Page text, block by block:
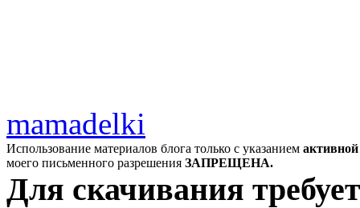
mamadelki
Использование материалов блога только с указанием
моего письменного разрешения ЗАПРЕЩЕНА.
Для скачивания